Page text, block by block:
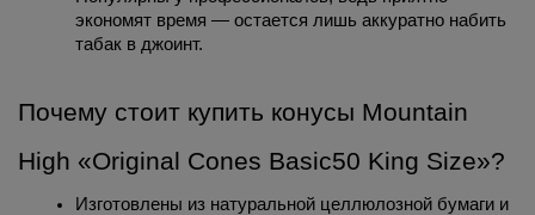
экономят время — остается лишь аккуратно набить
табак в джоинт.
Почему стоит купить конусы Mountain
High «Original Cones Basic50 King Size»?
Изготовлены из натуральной целлюлозной бумаги и